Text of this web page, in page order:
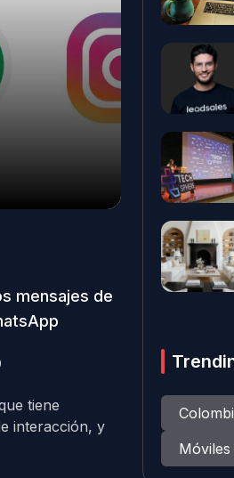
mensajes de
tiene
interacción, y
Móviles